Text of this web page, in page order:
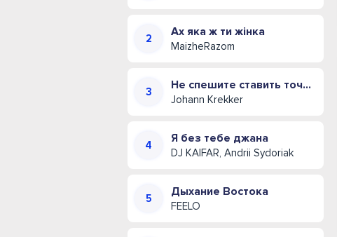
Ах яка ж ти жінка
MaizheRazom
Не спешите ставить точку (Иван Креккер)
Johann Krekker
Я без тебе джана
DJ KAIFAR, Andrii Sydoriak
Дыхание Востока
FEELO